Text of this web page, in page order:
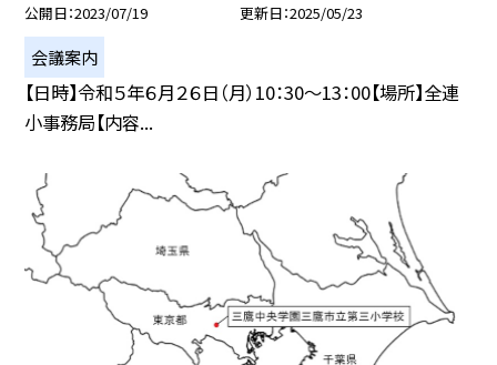
公開日 2023/07/19 更新日 2025/05/23
会議案内
【日時】令和５年６月２６日（月）10：30〜13：00【場所】全連
小事務局【内容...